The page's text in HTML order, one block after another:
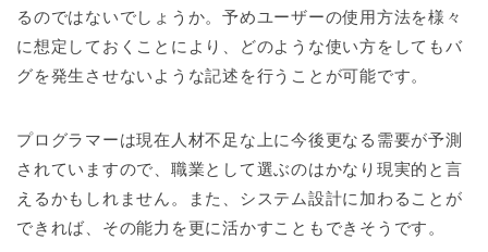
るのではないでしょうか。予めユーザーの使用方法を様々
に想定しておくことにより、どのような使い方をしてもバ
グを発生させないような記述を行うことが可能です。
プログラマーは現在人材不足な上に今後更なる需要が予測
されていますので、職業として選ぶのはかなり現実的と言
えるかもしれません。また、システム設計に加わることが
できれば、その能力を更に活かすこともできそうです。